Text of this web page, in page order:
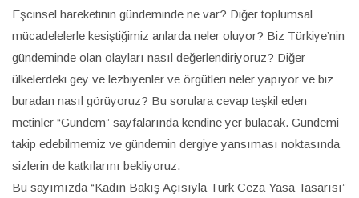
Eşcinsel hareketinin gündeminde ne var? Diğer toplumsal
mücadelelerle kesiştiğimiz anlarda neler oluyor? Biz Türkiye’nin
gündeminde olan olayları nasıl değerlendiriyoruz? Diğer
ülkelerdeki gey ve lezbiyenler ve örgütleri neler yapıyor ve biz
buradan nasıl görüyoruz? Bu sorulara cevap teşkil eden
metinler “Gündem” sayfalarında kendine yer bulacak. Gündemi
takip edebilmemiz ve gündemin dergiye yansıması noktasında
sizlerin de katkılarını bekliyoruz.
Bu sayımızda “Kadın Bakış Açısıyla Türk Ceza Yasa Tasarısı”